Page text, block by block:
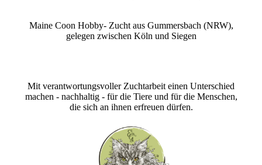
Maine Coon Hobby- Zucht aus Gummersbach (NRW),
gelegen zwischen Köln und Siegen
Mit verantwortungsvoller Zuchtarbeit einen Unterschied
machen - nachhaltig - für die Tiere und für die Menschen,
die sich an ihnen erfreuen dürfen.